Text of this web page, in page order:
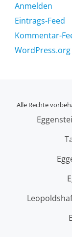
Anmelden
Eintrags-Feed
Kommentar-
WordPress.org
Alle Rechte
SECONDARY